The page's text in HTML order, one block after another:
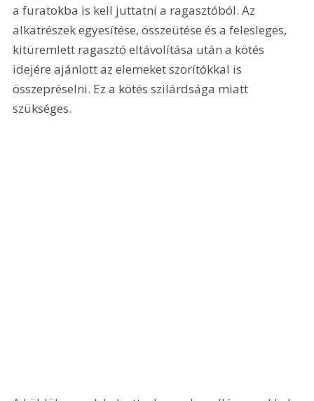
a furatokba is kell juttatni a ragasztóból. Az
alkatrészek egyesítése, összeütése és a felesleges,
kitüremlett ragasztó eltávolítása után a kötés
idejére ajánlott az elemeket szorítókkal is
összepréselni. Ez a kötés szilárdsága miatt
szükséges.